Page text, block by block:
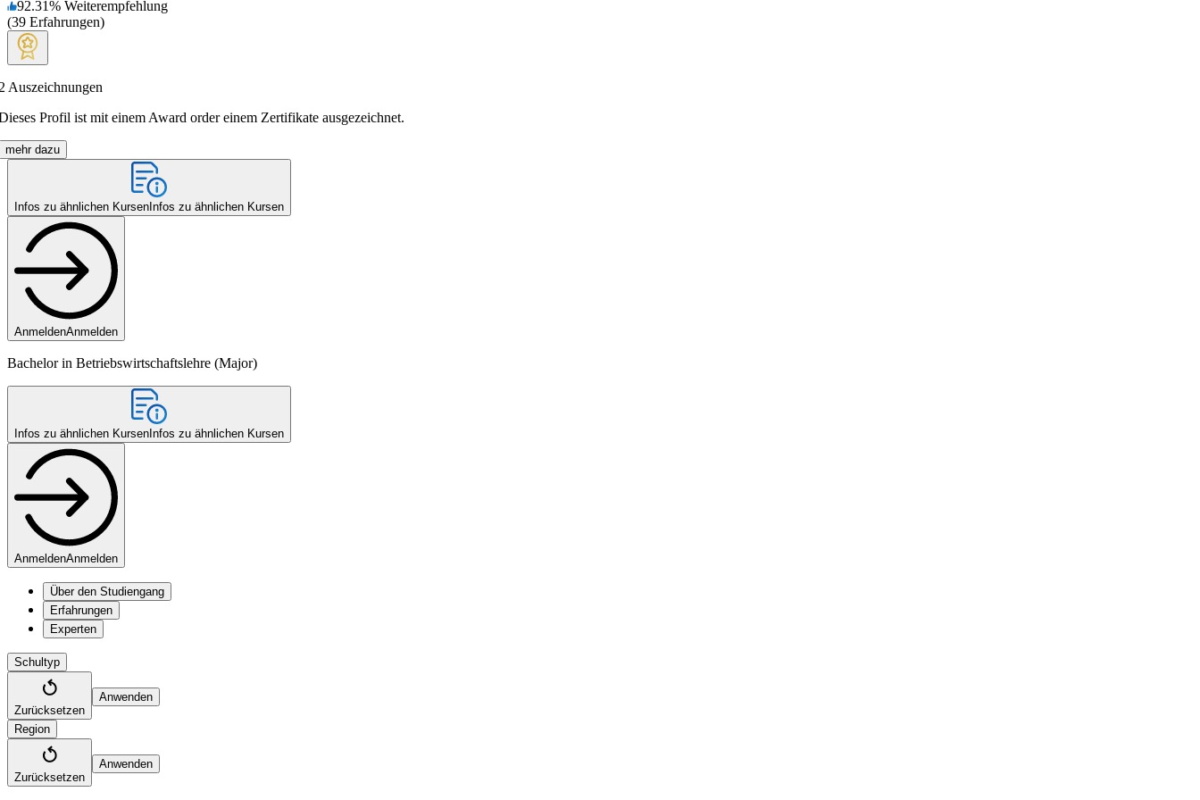
92.31% Weiterempfehlung
(39 Erfahrungen)
Auszeichnungen
Profil ist mit einem Award order einem Zertifikate ausgezeichnet.
mehr dazu
Infos zu ähnlichen Kursen Infos zu ähnlichen Kursen
AnmeldenAnmelden
Bachelor in Betriebswirtschaftslehre (Major)
Infos zu ähnlichen Kursen Infos zu ähnlichen Kursen
AnmeldenAnmelden
Über den Studiengang
Erfahrungen
Experten
Schultyp
Zurücksetzen
Anwenden
Region
Zurücksetzen
Anwenden